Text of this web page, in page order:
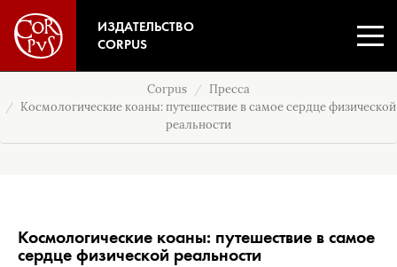
ИЗДАТЕЛЬСТВО
CORPUS
Corpus
Пресса
Космологические коаны: путешествие в самое сердце физической
реальности
Космологические коаны: путешествие в самое
сердце физической реальности